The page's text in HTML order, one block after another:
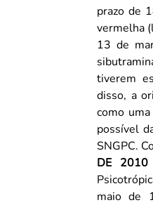
prazo de
vermelha (lista C1)
13 de
tiverem
disso, a
como uma
possível
DE 2010
maio de 1998 e dá